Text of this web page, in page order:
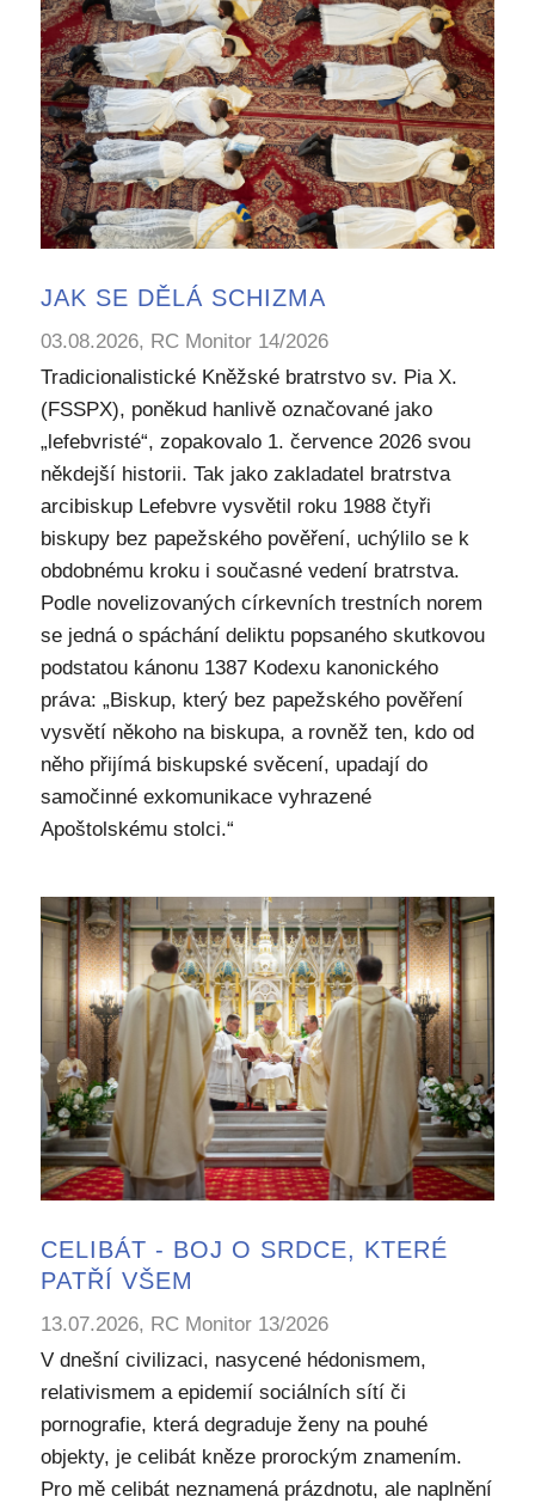
JAK SE DĚLÁ SCHIZMA
03.08.2026, RC Monitor 14/2026
Tradicionalistické Kněžské bratrstvo sv. Pia X.
(FSSPX), poněkud hanlivě označované jako
„lefebvristé“, zopakovalo 1. července 2026 svou
někdejší historii. Tak jako zakladatel bratrstva
arcibiskup Lefebvre vysvětil roku 1988 čtyři
biskupy bez papežského pověření, uchýlilo se k
obdobnému kroku i současné vedení bratrstva.
Podle novelizovaných církevních trestních norem
se jedná o spáchání deliktu popsaného skutkovou
podstatou kánonu 1387 Kodexu kanonického
práva: „Biskup, který bez papežského pověření
vysvětí někoho na biskupa, a rovněž ten, kdo od
něho přijímá biskupské svěcení, upadají do
samočinné exkomunikace vyhrazené
Apoštolskému stolci.“
CELIBÁT - BOJ O SRDCE, KTERÉ
PATŘÍ VŠEM
13.07.2026, RC Monitor 13/2026
V dnešní civilizaci, nasycené hédonismem,
relativismem a epidemií sociálních sítí či
pornografie, která degraduje ženy na pouhé
objekty, je celibát kněze prorockým znamením.
Pro mě celibát neznamená prázdnotu, ale naplnění